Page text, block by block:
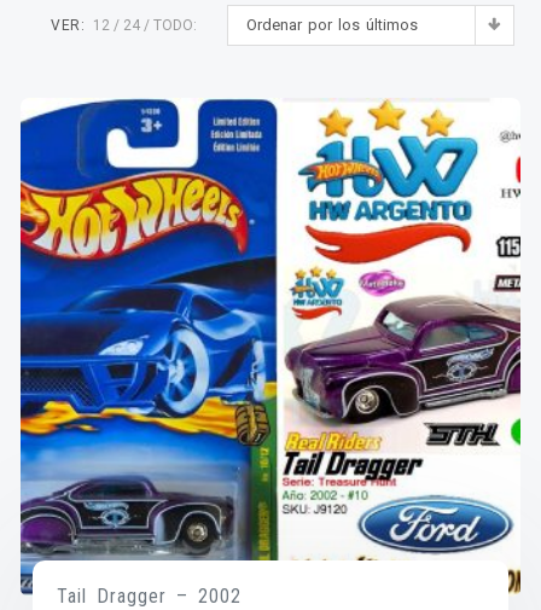
Ordenar por los últimos
VER: 12 24 TODO:
Tail Dragger – 2002